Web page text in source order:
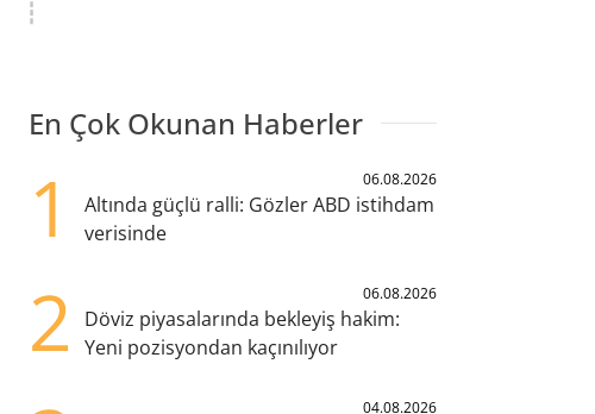
En Çok Okunan Haberler
1 06.08.2026
Altında güçlü ralli: Gözler ABD istihdam
verisinde
2 06.08.2026
Döviz piyasalarında bekleyiş hakim:
Yeni pozisyondan kaçınılıyor
04.08.2026